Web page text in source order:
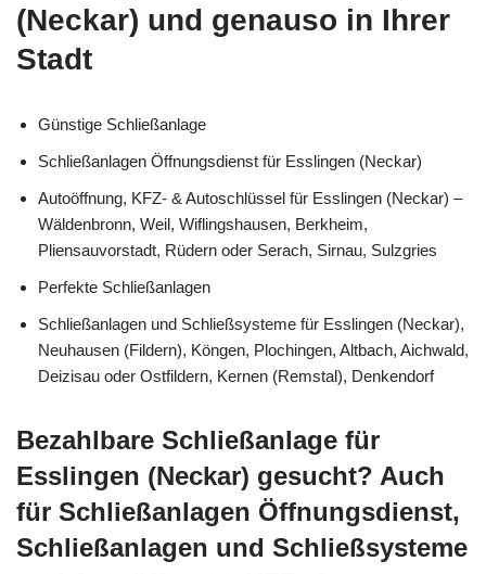
(Neckar) und genauso in Ihrer
Stadt
Günstige Schließanlage
Schließanlagen Öffnungsdienst für Esslingen (Neckar)
Autoöffnung, KFZ- & Autoschlüssel für Esslingen (Neckar) –
Wäldenbronn, Weil, Wiflingshausen, Berkheim,
Pliensauvorstadt, Rüdern oder Serach, Sirnau, Sulzgries
Perfekte Schließanlagen
Schließanlagen und Schließsysteme für Esslingen (Neckar),
Neuhausen (Fildern), Köngen, Plochingen, Altbach, Aichwald,
Deizisau oder Ostfildern, Kernen (Remstal), Denkendorf
Bezahlbare Schließanlage für
Esslingen (Neckar) gesucht? Auch
für Schließanlagen Öffnungsdienst,
Schließanlagen und Schließsysteme